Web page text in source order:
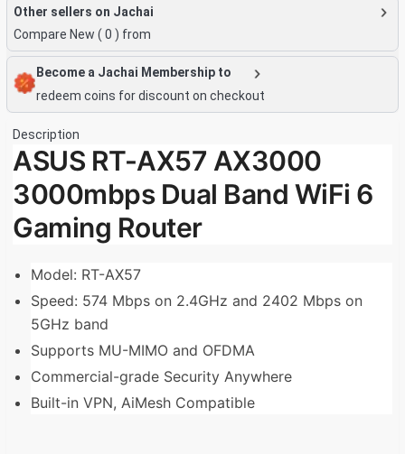
Other sellers on Jachai
Compare New ( 0 ) from
Become a Jachai Membership to
redeem coins for discount on checkout
Description
ASUS RT-AX57 AX3000
3000mbps Dual Band WiFi 6
Gaming Router
Model: RT-AX57
Speed: 574 Mbps on 2.4GHz and 2402 Mbps on
5GHz band
Supports MU-MIMO and OFDMA
Commercial-grade Security Anywhere
Built-in VPN, AiMesh Compatible